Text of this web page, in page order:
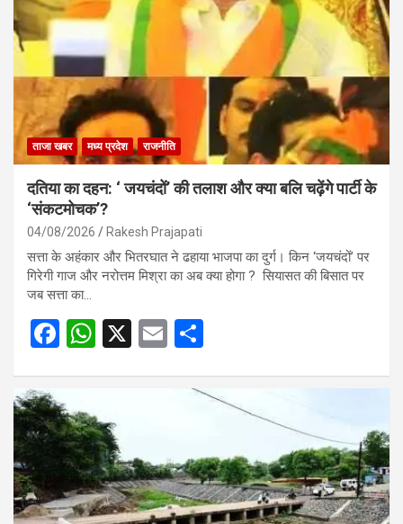
ताजा खबर मध्य प्रदेश राजनीति
दतिया का दहन: ‘ जयचंदों’ की तलाश और क्या बलि चढ़ेंगे पार्टी के
‘संकटमोचक’?
04/08/2026 Rakesh Prajapati
सत्ता के अहंकार और भितरघात ने ढहाया भाजपा का दुर्ग। किन ‘जयचंदों’ पर
गिरेगी गाज और नरोत्तम मिश्रा का अब क्या होगा ? सियासत की बिसात पर
जब सत्ता का…
F
b
o
o
k
W
s
A
p
p
X
E
ail ar